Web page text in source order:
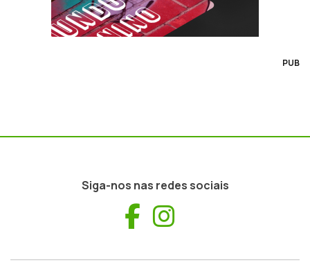
PUB
Siga-nos nas redes sociais
Facebook